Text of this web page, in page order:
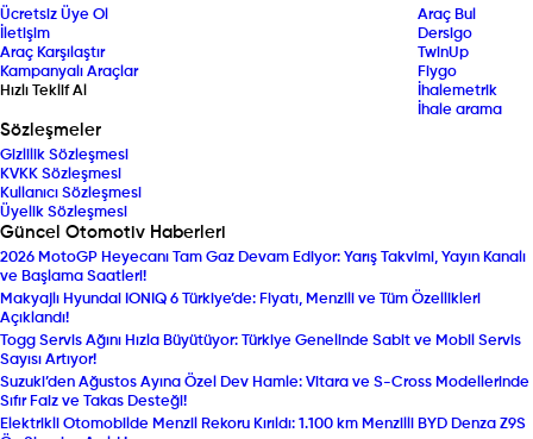
Ücretsiz Üye Ol
İletişim
Araç Karşılaştır
Kampanyalı Araçlar
Hızlı Teklif Al
Araç Bul
Dersigo
TwinUp
Fiygo
İhalemetrik
İhale arama
Sözleşmeler
Gizlilik Sözleşmesi
KVKK Sözleşmesi
Kullanıcı Sözleşmesi
Üyelik Sözleşmesi
Güncel Otomotiv Haberleri
2026 MotoGP Heyecanı Tam Gaz Devam Ediyor: Yarış Takvimi, Yayın Kanalı
ve Başlama Saatleri!
Makyajlı Hyundai IONIQ 6 Türkiye’de: Fiyatı, Menzili ve Tüm Özellikleri
Açıklandı!
Togg Servis Ağını Hızla Büyütüyor: Türkiye Genelinde Sabit ve Mobil Servis
Sayısı Artıyor!
Suzuki’den Ağustos Ayına Özel Dev Hamle: Vitara ve S-Cross Modellerinde
Sıfır Faiz ve Takas Desteği!
Elektrikli Otomobilde Menzil Rekoru Kırıldı: 1.100 km Menzilli BYD Denza Z9S